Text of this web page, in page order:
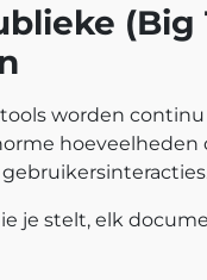
worden
je stelt, elk